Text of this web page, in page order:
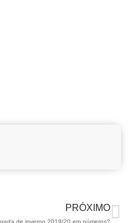
PRÓXIMO
de inverno 2019/20 em números?